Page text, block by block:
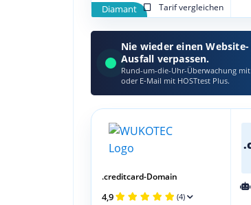
Diamant Tarif vergleichen
Nie wieder einen
Ausfall verpassen.
Rund-um-die-Uhr-Überwachung
oder E‑Mail mit HOSTtest Plus.
.creditcard-Domain
4,9 (4)